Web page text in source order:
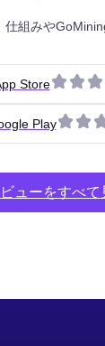
組みや
Store
Play
ューをすべて